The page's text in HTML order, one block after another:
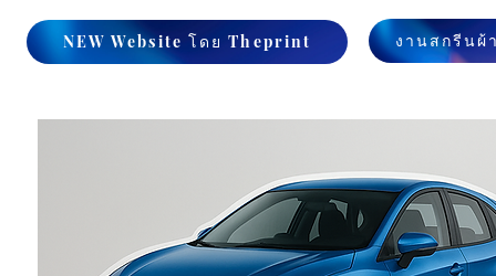
NEW Website โดย Theprint งานสกรีนผ้